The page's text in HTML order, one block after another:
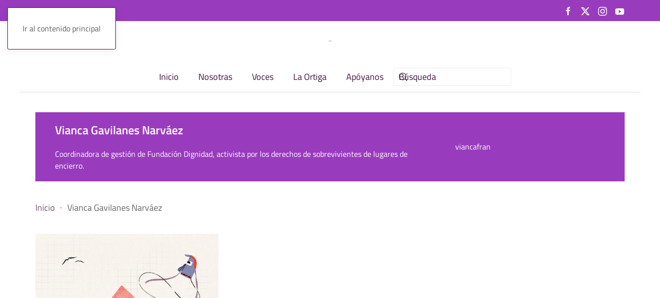
Ir al contenido principal
Inicio Nosotras Voces La Ortiga Apóyanos
Vianca Gavilanes Narváez
Coordinadora de gestión de Fundación Dignidad, activista por los derechos de sobrevivientes de lugares de
encierro.
viancafran
Inicio Vianca Gavilanes Narváez